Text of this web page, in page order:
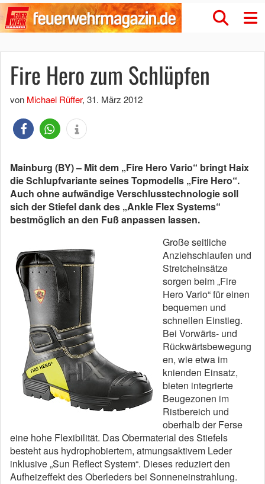
Fire Hero zum Schlüpfen
von Michael Rüffer, 31. März 2012
Mainburg (BY) – Mit dem „Fire Hero Vario“ bringt Haix
die Schlupfvariante seines Topmodells „Fire Hero“.
Auch ohne aufwändige Verschlusstechnologie soll
sich der Stiefel dank des „Ankle Flex Systems“
bestmöglich an den Fuß anpassen lassen.
Große seitliche
Anziehschlaufen und
Stretcheinsätze
sorgen beim „Fire
Hero Vario“ für einen
bequemen und
schnellen Einstieg.
Bei Vorwärts- und
Rückwärtsbewegung
en, wie etwa im
knienden Einsatz,
bieten integrierte
Beugezonen im
Ristbereich und
oberhalb der Ferse
eine hohe Flexibilität. Das Obermaterial des Stiefels
besteht aus hydrophobiertem, atmungsaktivem Leder
inklusive „Sun Reflect System“. Dieses reduziert den
Aufheizeffekt des Oberleders bei Sonneneinstrahlung.